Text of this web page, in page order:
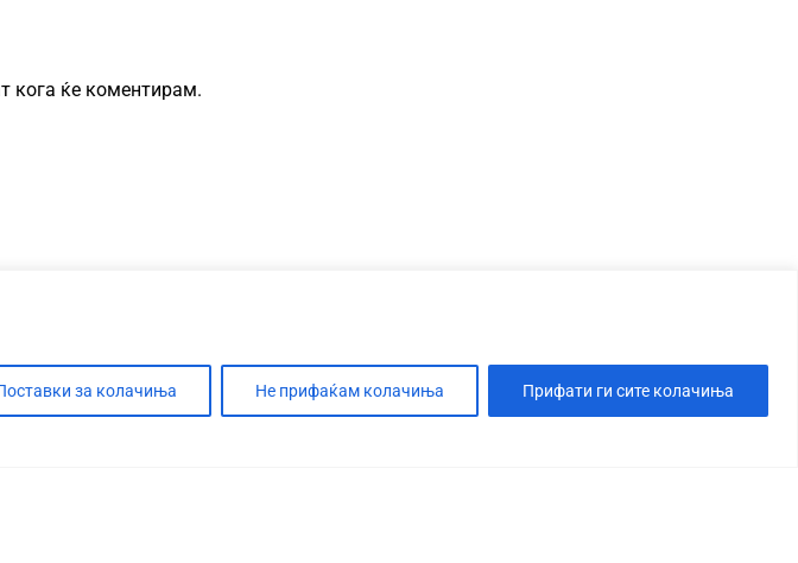
за колачиња Не прифаќам колачиња Прифати ги сите колачиња
кога ќе коментирам.